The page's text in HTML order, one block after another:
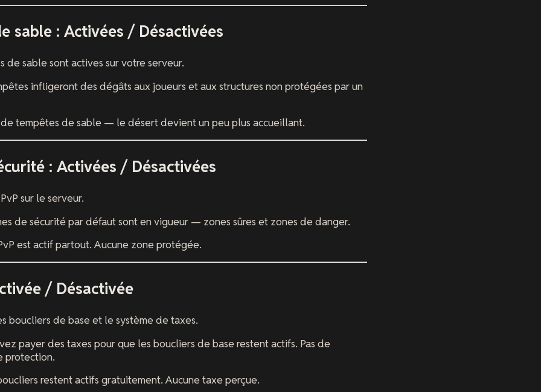
sable : Activées / Désactivées
de sable sont actives sur votre serveur.
infligeront des dégâts aux joueurs et aux structures non protégées par un
de tempêtes de sable — le désert devient un peu plus accueillant.
: Activées / Désactivées
sur le serveur.
de sécurité par défaut sont en vigueur — zones sûres et zones de danger.
est actif partout. Aucune zone protégée.
/ Désactivée
boucliers de base et le système de taxes.
payer des taxes pour que les boucliers de base restent actifs. Pas de
protection.
restent actifs gratuitement. Aucune taxe perçue.